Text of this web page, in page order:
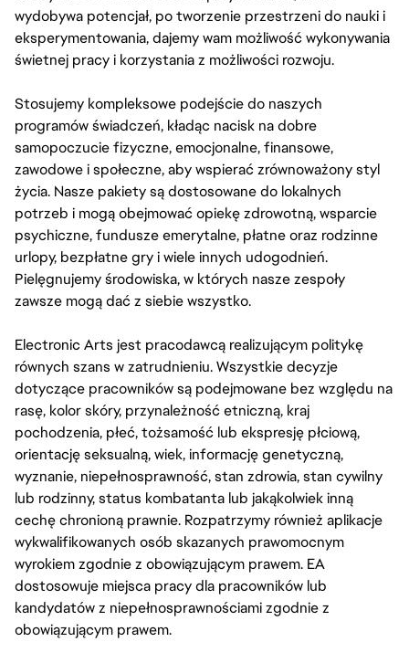
wydobywa potencjał, po tworzenie przestrzeni do nauki i
eksperymentowania, dajemy wam możliwość wykonywania
świetnej pracy i korzystania z możliwości rozwoju.
Stosujemy kompleksowe podejście do naszych
programów świadczeń, kładąc nacisk na dobre
samopoczucie fizyczne, emocjonalne, finansowe,
zawodowe i społeczne, aby wspierać zrównoważony styl
życia. Nasze pakiety są dostosowane do lokalnych
potrzeb i mogą obejmować opiekę zdrowotną, wsparcie
psychiczne, fundusze emerytalne, płatne oraz rodzinne
urlopy, bezpłatne gry i wiele innych udogodnień.
Pielęgnujemy środowiska, w których nasze zespoły
zawsze mogą dać z siebie wszystko.
Electronic Arts jest pracodawcą realizującym politykę
równych szans w zatrudnieniu. Wszystkie decyzje
dotyczące pracowników są podejmowane bez względu na
rasę, kolor skóry, przynależność etniczną, kraj
pochodzenia, płeć, tożsamość lub ekspresję płciową,
orientację seksualną, wiek, informację genetyczną,
wyznanie, niepełnosprawność, stan zdrowia, stan cywilny
lub rodzinny, status kombatanta lub jakąkolwiek inną
cechę chronioną prawnie. Rozpatrzymy również aplikacje
wykwalifikowanych osób skazanych prawomocnym
wyrokiem zgodnie z obowiązującym prawem. EA
dostosowuje miejsca pracy dla pracowników lub
kandydatów z niepełnosprawnościami zgodnie z
obowiązującym prawem.